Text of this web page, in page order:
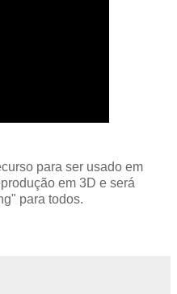
para ser usado em
em 3D e será
para todos.